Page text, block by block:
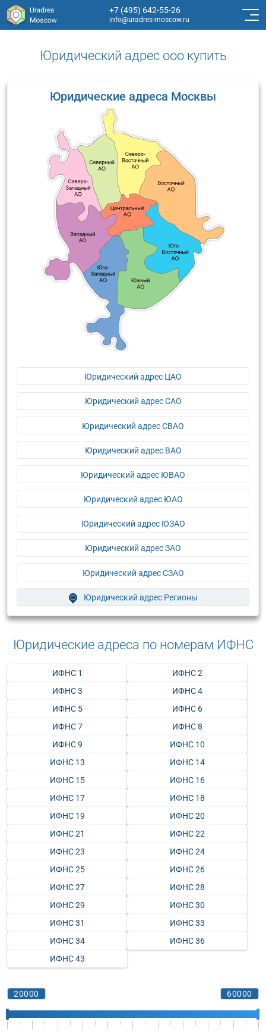
+7 (495) 642-55-26
info@uradres-moscow.ru
Юридический адрес ооо купить
Юридические адреса Москвы
Юридический адрес ЦАО
Юридический адрес САО
Юридический адрес СВАО
Юридический адрес ВАО
Юридический адрес ЮВАО
Юридический адрес ЮАО
Юридический адрес ЮЗАО
Юридический адрес ЗАО
Юридический адрес СЗАО
Юридический адрес Регионы
Юридические адреса по номерам ИФНС
ИФНС 1
ИФНС 2
ИФНС 3
ИФНС 4
ИФНС 5
ИФНС 6
ИФНС 7
ИФНС 8
ИФНС 9
ИФНС 10
ИФНС 13
ИФНС 14
ИФНС 15
ИФНС 16
ИФНС 17
ИФНС 18
ИФНС 19
ИФНС 20
ИФНС 21
ИФНС 22
ИФНС 23
ИФНС 24
ИФНС 25
ИФНС 26
ИФНС 27
ИФНС 28
ИФНС 29
ИФНС 30
ИФНС 31
ИФНС 33
ИФНС 34
ИФНС 36
ИФНС 43